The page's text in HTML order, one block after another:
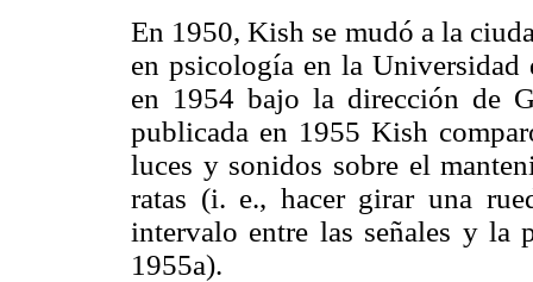
En 1950, Kish se mudó a la
en psicología en la
en 1954 bajo la dirección de
publicada en 1955 Kish
luces y sonidos sobre el
ratas (i. e., hacer girar una
intervalo entre las señales y la
1955a).